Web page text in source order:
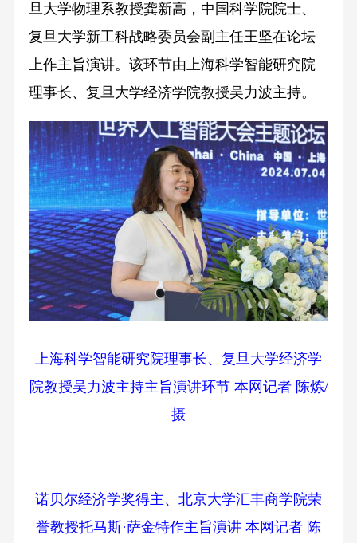
旦大学物理系教授龚新高，中国科学院院士、
复旦大学新工科战略委员会副主任王坚在论坛
上作主旨演讲。该环节由上海科学智能研究院
理事长、复旦大学经济学院教授吴力波主持。
上海科学智能研究院理事长、复旦大学经济学
院教授吴力波主持主旨演讲环节 本网记者 陈炼/
摄
诺贝尔经济学奖得主、北京大学汇丰商学院荣
誉教授托马斯·萨金特作主旨演讲 本网记者 陈